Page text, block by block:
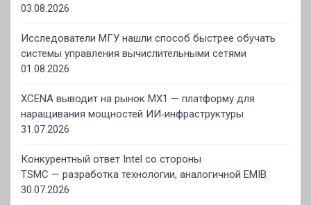
03.08.2026
Исследователи МГУ нашли способ быстрее обучать
системы управления вычислительными сетями
01.08.2026
XCENA выводит на рынок MX1 — платформу для
наращивания мощностей ИИ‑инфраструктуры
31.07.2026
Конкурентный ответ Intel со стороны
TSMC — разработка технологии, аналогичной EMIB
30.07.2026